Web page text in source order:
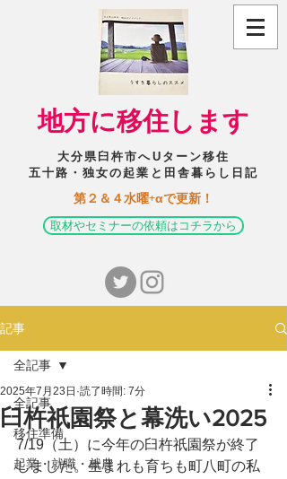
​地方に移住します
大分県臼杵市へUターン移住
五十路・独女の起業と田舎暮らし日記
​第２＆４水曜+αで更新！
取材やセミナーの依頼はコチラから
記事
全記事
移住準備
起業・就職・就農
全記事
臼杵祇園祭と幕洗い2025
2025年7月23日 読了時間: 7分
7/19（土）に今年の臼杵祇園祭が終了
しました。生まれも育ちも町八町の私